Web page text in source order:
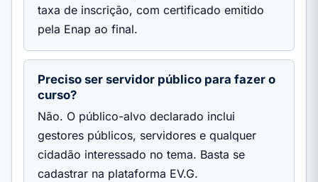
taxa de inscrição, com certificado emitido
pela Enap ao final.
Preciso ser servidor público para fazer o
curso?
Não. O público-alvo declarado inclui
gestores públicos, servidores e qualquer
cidadão interessado no tema. Basta se
cadastrar na plataforma EV.G.